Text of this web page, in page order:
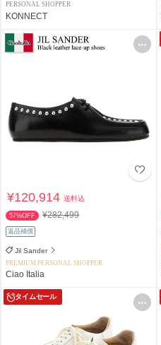
PERSONAL SHOPPER
KONNECT
¥120,914送料込
57%OFF ¥282,499
返品補償
Jil Sander
PREMIUM PERSONAL SHOPPER
Ciao Italia
タイムセール